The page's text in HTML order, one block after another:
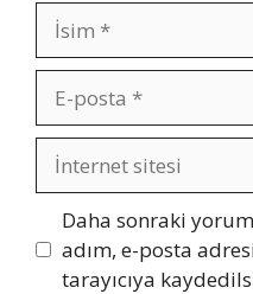
İsim
posta
İnternet
sitesi
Daha sonraki
adım, e-posta
tarayıcıya